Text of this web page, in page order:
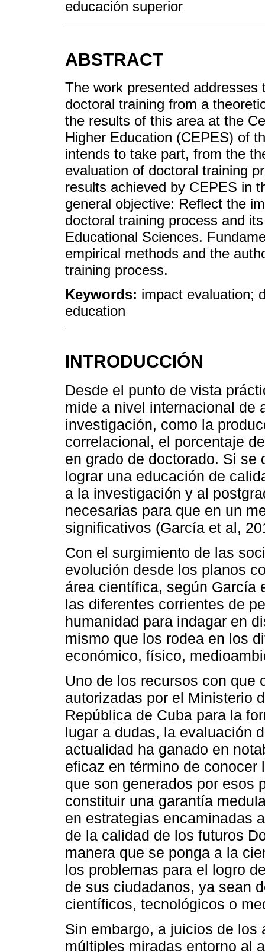
educación superior
ABSTRACT
The work presented
doctoral training from a
the results of this area at the
Higher Education (CEPES) of
intends to take part, from the
evaluation of doctoral training
results achieved by CEPES in
general objective: Reflect the
doctoral training process and
Educational Sciences.
empirical methods and the
training process.
Keywords: impact evaluation;
education
INTRODUCCIÓN
Desde el punto de vista
mide a nivel internacional de
investigación, como la
correlacional, el porcentaje
en grado de doctorado. Si se
lograr una educación de
a la investigación y al
necesarias para que en un
significativos (García et al,
Con el surgimiento de las
evolución desde los planos
área científica, según García
las diferentes corrientes de
humanidad para indagar en
mismo que los rodea en los
económico, físico,
Uno de los recursos con que
autorizadas por el Ministerio
República de Cuba para la
lugar a dudas, la evaluación
actualidad ha ganado en
eficaz en término de
que son generados por esos
constituir una garantía
en estrategias encaminadas
de la calidad de los futuros
manera que se ponga a la
los problemas para el logro
de sus ciudadanos, ya sean
científicos, tecnológicos o
Sin embargo, a juicios de los
múltiples miradas entorno al